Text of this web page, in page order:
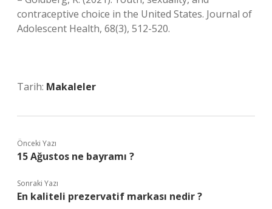
contraceptive choice in the United States. Journal of
Adolescent Health, 68(3), 512-520.
Tarih: Makaleler
Önceki Yazı
15 Ağustos ne bayramı ?
Sonraki Yazı
En kaliteli prezervatif markası nedir ?